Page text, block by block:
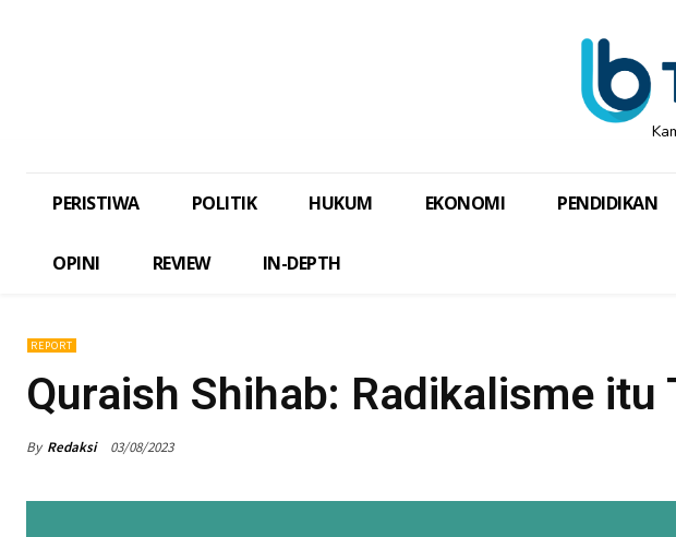
PERISTIWA POLITIK HUKUM EKONOMI PENDIDIKAN
OPINI REVIEW IN-DEPTH
REPORT
Quraish Shihab: Radikalisme itu
By Redaksi 03/08/2023